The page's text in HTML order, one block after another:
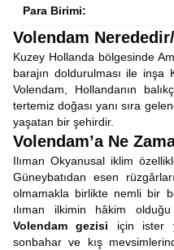
Para Birimi:
Volendam
Kuzey Hollanda bölgesinde
barajın doldurulması ile inşa
Volendam, Hollandanın
tertemiz doğası yanı sıra
yaşatan bir şehirdir.
Volendam’a Ne
Ilıman Okyanusal iklim
Güneybatıdan esen
olmamakla birlikte nemli bir
ılıman ilkimin hâkim
Volendam gezisi için ister
sonbahar ve kış